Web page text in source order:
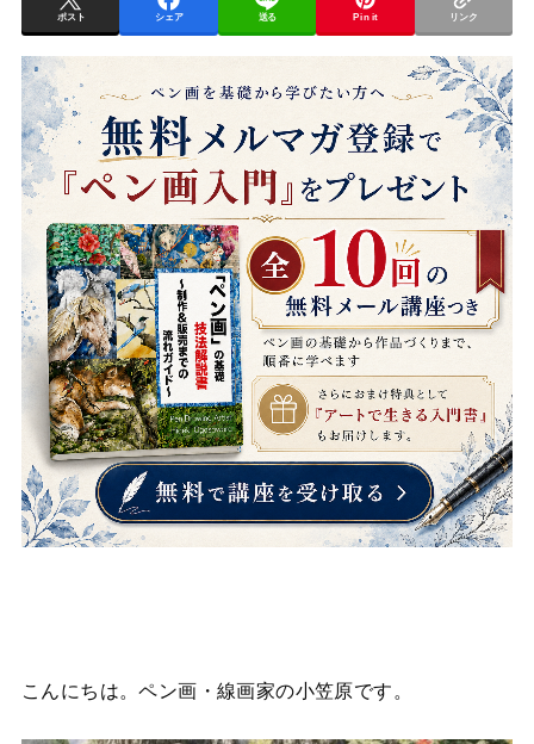
ポスト シェア 送る Pin it リンク
こんにちは。ペン画・線画家の小笠原です。